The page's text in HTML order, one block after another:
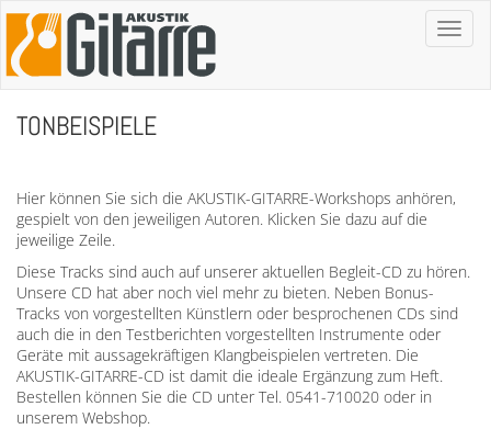
Toggle
TONBEISPIELE
Hier können Sie sich die AKUSTIK-GITARRE-Workshops anhören,
gespielt von den jeweiligen Autoren. Klicken Sie dazu auf die
jeweilige Zeile.
Diese Tracks sind auch auf unserer aktuellen Begleit-CD zu hören.
Unsere CD hat aber noch viel mehr zu bieten. Neben Bonus-
Tracks von vorgestellten Künstlern oder besprochenen CDs sind
auch die in den Testberichten vorgestellten Instrumente oder
Geräte mit aussagekräftigen Klangbeispielen vertreten. Die
AKUSTIK-GITARRE-CD ist damit die ideale Ergänzung zum Heft.
Bestellen können Sie die CD unter Tel. 0541-710020 oder in
unserem Webshop.